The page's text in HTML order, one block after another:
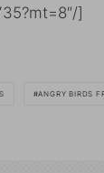
]
ANGRY BIRDS